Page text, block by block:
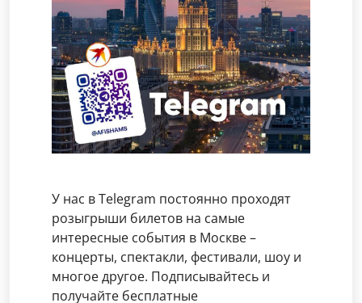
У нас в Telegram постоянно проходят
розыгрыши билетов на самые
интересные события в Москве –
концерты, спектакли, фестивали, шоу и
многое другое. Подписывайтесь и
получайте бесплатные